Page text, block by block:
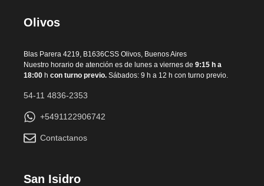
Olivos
Blas Parera 4219, B1636CSS Olivos, Buenos Aires
Nuestro horario de atención es de lunes a viernes de 9:15 h a
18:00 h con turno previo. Sábados: 9 h a 12 h con turno previo.
54-11 4836-2353
+5491122906742
Contactanos
San Isidro